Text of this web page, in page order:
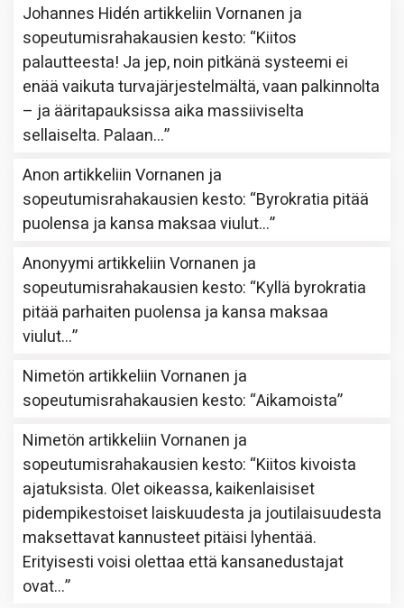
Johannes Hidén artikkeliinVornanen ja
sopeutumisrahakausien kesto: “Kiitos
palautteesta! Ja jep, noin pitkänä systeemi ei
enää vaikuta turvajärjestelmältä, vaan palkinnolta
– ja ääritapauksissa aika massiiviselta
sellaiselta. Palaan…”
Anon artikkeliinVornanen ja
sopeutumisrahakausien kesto: “Byrokratia pitää
puolensa ja kansa maksaa viulut…”
Anonyymi artikkeliinVornanen ja
sopeutumisrahakausien kesto: “Kyllä byrokratia
pitää parhaiten puolensa ja kansa maksaa
viulut…”
Nimetön artikkeliinVornanen ja
sopeutumisrahakausien kesto: “Aikamoista”
Nimetön artikkeliinVornanen ja
sopeutumisrahakausien kesto: “Kiitos kivoista
ajatuksista. Olet oikeassa, kaikenlaisiset
pidempikestoiset laiskuudesta ja joutilaisuudesta
maksettavat kannusteet pitäisi lyhentää.
Erityisesti voisi olettaa että kansanedustajat
ovat…”